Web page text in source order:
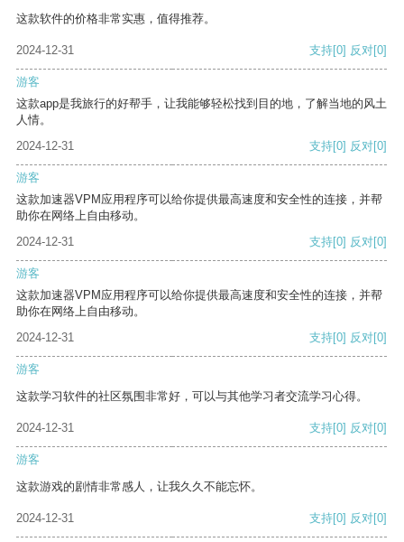
这款软件的价格非常实惠，值得推荐。
2024-12-31 支持[0] 反对[0]
游客
这款app是我旅行的好帮手，让我能够轻松找到目的地，了解当地的风土
人情。
2024-12-31
支持[0] 反对[0]
游客
这款加速器VPM应用程序可以给你提供最高速度和安全性的连接，并帮
助你在网络上自由移动。
2024-12-31
支持[0] 反对[0]
游客
这款加速器VPM应用程序可以给你提供最高速度和安全性的连接，并帮
助你在网络上自由移动。
2024-12-31
支持[0] 反对[0]
游客
这款学习软件的社区氛围非常好，可以与其他学习者交流学习心得。
2024-12-31 支持[0] 反对[0]
游客
这款游戏的剧情非常感人，让我久久不能忘怀。
2024-12-31 支持[0] 反对[0]